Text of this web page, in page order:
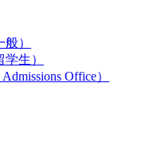
）
生）
Office）